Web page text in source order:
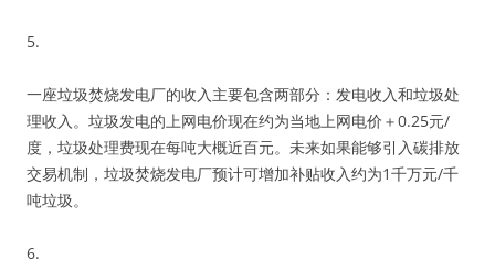
5.
一座垃圾焚烧发电厂的收入主要包含两部分：发电收入和垃圾处
理收入。垃圾发电的上网电价现在约为当地上网电价＋0.25元/
度，垃圾处理费现在每吨大概近百元。未来如果能够引入碳排放
交易机制，垃圾焚烧发电厂预计可增加补贴收入约为1千万元/千
吨垃圾。
6.